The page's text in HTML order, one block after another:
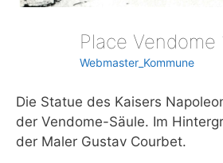
Webmaster_Kommune
Die Statue des Kaisers
der Vendome-Säule. Im
der Maler Gustav Courbet.